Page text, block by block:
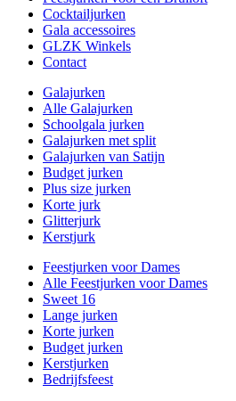
Cocktailjurken
Gala accessoires
GLZK Winkels
Contact
Galajurken
Alle Galajurken
Schoolgala jurken
Galajurken met split
Galajurken van Satijn
Budget jurken
Plus size jurken
Korte jurk
Glitterjurk
Kerstjurk
Feestjurken voor Dames
Alle Feestjurken voor Dames
Sweet 16
Lange jurken
Korte jurken
Budget jurken
Kerstjurken
Bedrijfsfeest